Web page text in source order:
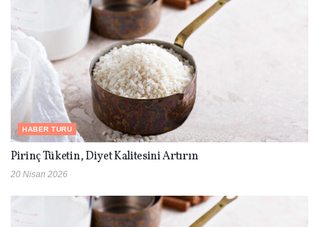
HABER TURU
Pirinç Tüketin, Diyet Kalitesini Artırın
20 Nisan 2026